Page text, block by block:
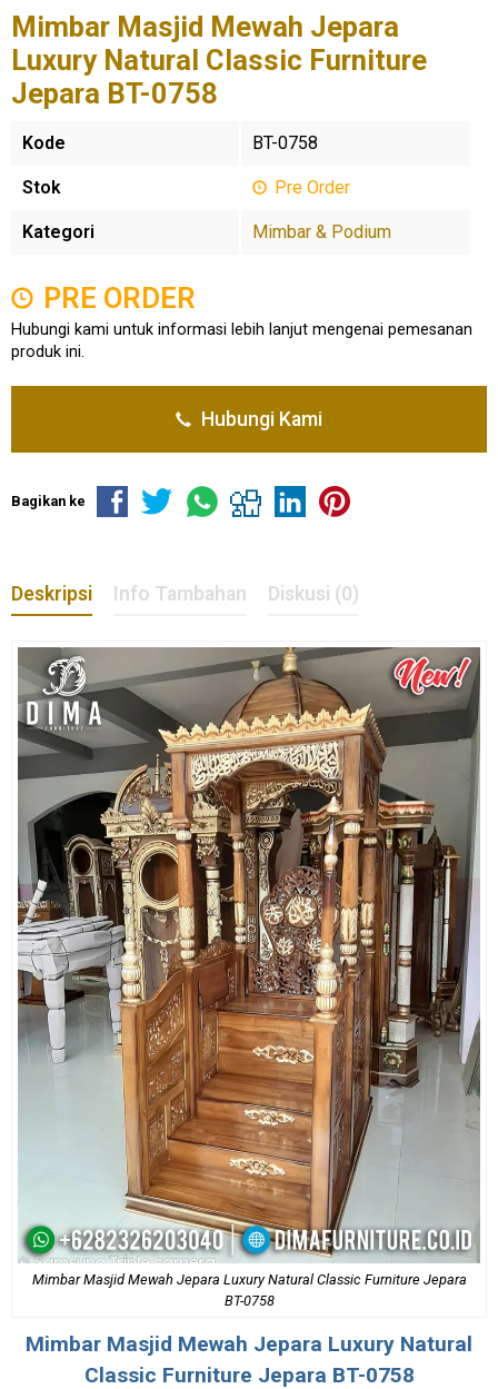
Mimbar Masjid Mewah Jepara
Luxury Natural Classic Furniture
Jepara BT-0758
Kode BT-0758
Stok Pre Order
Kategori Mimbar & Podium
PRE ORDER
Hubungi kami untuk informasi lebih lanjut mengenai pemesanan
produk ini.
Hubungi Kami
Bagikan ke
Deskripsi Info Tambahan Diskusi (0)
Mimbar Masjid Mewah Jepara Luxury Natural Classic Furniture Jepara
BT-0758
Mimbar Masjid Mewah Jepara Luxury Natural
Classic Furniture Jepara BT-0758